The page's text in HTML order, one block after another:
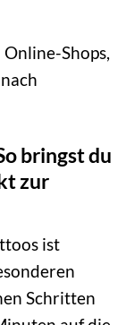
Shops,
bringst du
zur
ist
Schritten